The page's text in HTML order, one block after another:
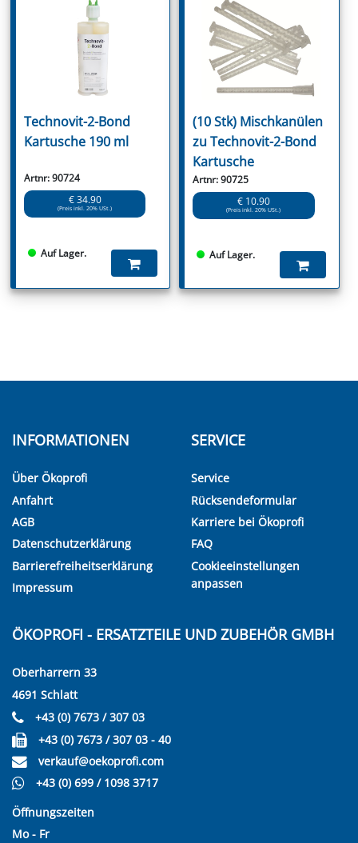
Technovit-2-Bond
Kartusche 190 ml
Artnr: 90724
€ 34.90
(Preis inkl. 20% USt.)
Auf Lager.
(10 Stk) Mischkanülen
zu Technovit-2-Bond
Kartusche
Artnr: 90725
€ 10.90
(Preis inkl. 20% USt.)
Auf Lager.
INFORMATIONEN
Über Ökoprofi
Anfahrt
AGB
Datenschutzerklärung
Barrierefreiheitserklärung
Impressum
SERVICE
Service
Rücksendeformular
Karriere bei Ökoprofi
FAQ
Cookieeinstellungen
anpassen
ÖKOPROFI - ERSATZTEILE UND ZUBEHÖR GMBH
Oberharrern 33
4691 Schlatt
+43 (0) 7673 / 307 03
+43 (0) 7673 / 307 03 - 40
verkauf@oekoprofi.com
+43 (0) 699 / 1098 3717
Öffnungszeiten
Mo - Fr